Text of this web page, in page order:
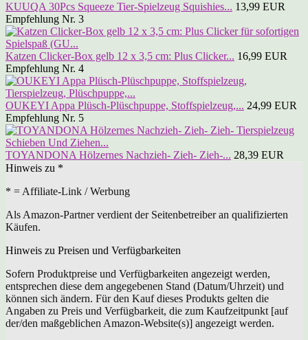
KUUQA 30Pcs Squeeze Tier-Spielzeug Squishies... 13,99 EUR
Empfehlung Nr. 3
Katzen Clicker-Box gelb 12 x 3,5 cm: Plus Clicker... 16,99 EUR
Empfehlung Nr. 4
OUKEYI Appa Plüsch-Plüschpuppe, Stoffspielzeug,... 24,99 EUR
Empfehlung Nr. 5
TOYANDONA Hölzernes Nachzieh- Zieh- Zieh-... 28,39 EUR
Hinweis zu *
* = Affiliate-Link / Werbung
Als Amazon-Partner verdient der Seitenbetreiber an qualifizierten
Käufen.
Hinweis zu Preisen und Verfügbarkeiten
Sofern Produktpreise und Verfügbarkeiten angezeigt werden,
entsprechen diese dem angegebenen Stand (Datum/Uhrzeit) und
können sich ändern. Für den Kauf dieses Produkts gelten die
Angaben zu Preis und Verfügbarkeit, die zum Kaufzeitpunkt [auf
der/den maßgeblichen Amazon-Website(s)] angezeigt werden.